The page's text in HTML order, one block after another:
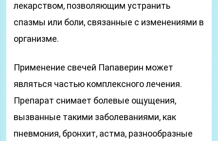
лекарством, позволяющим устранить
спазмы или боли, связанные с изменениями в
организме.
Применение свечей Папаверин может
являться частью комплексного лечения.
Препарат снимает болевые ощущения,
вызванные такими заболеваниями, как
пневмония, бронхит, астма, разнообразные